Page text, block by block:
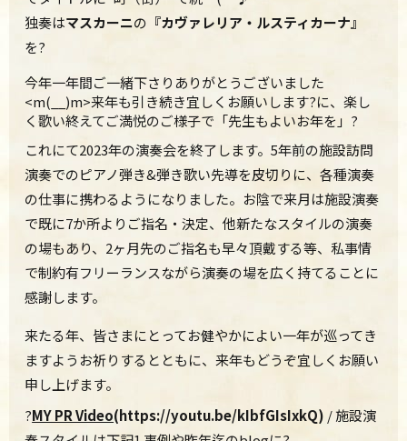
独奏はマスカーニの 『カヴァレリア・ルスティカーナ』
を?
今年一年間ご一緒下さりありがとうございました
<m(__)m>来年も引き続き宜しくお願いします?に、楽し
く歌い終えてご満悦のご様子で「先生もよいお年を」?
これにて2023年の演奏会を終了します。5年前の施設訪問
演奏でのピアノ弾き&弾き歌い先導を皮切りに、各種演奏
の仕事に携わるようになりました。お陰で来月は施設演奏
で既に7か所よりご指名・決定、他新たなスタイルの演奏
の場もあり、2ヶ月先のご指名も早々頂戴する等、私事情
で制約有フリーランスながら演奏の場を広く持てることに
感謝します。
来たる年、皆さまにとってお健やかによい一年が巡ってき
ますようお祈りするとともに、来年もどうぞ宜しくお願い
申し上げます。
?MY PR Video(https://youtu.be/kIbfGIsIxkQ) / 施設演